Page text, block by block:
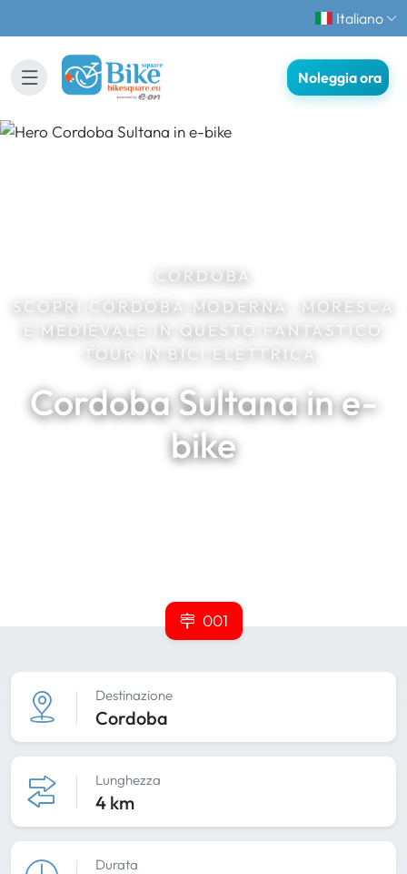
Italiano
Noleggia ora
CORDOBA
SCOPRI CÓRDOBA MODERNA, MORESCA
E MEDIEVALE IN QUESTO FANTASTICO
TOUR IN BICI ELETTRICA.
Cordoba Sultana in e-
bike
001
Destinazione
Cordoba
Lunghezza
4 km
Durata